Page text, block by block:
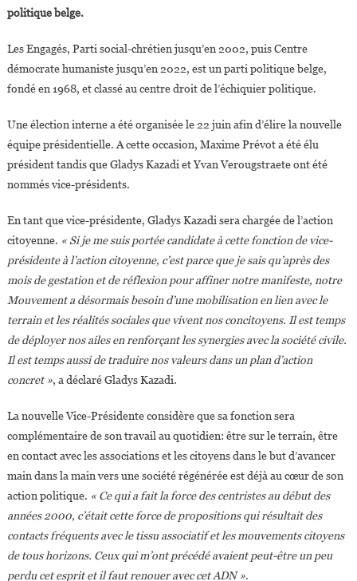
Du
Mouvement
Politique
Engagés »
politique belge.
Les Engagés, Parti social-chrétien jusqu’en 2002, puis Centre
démocrate humaniste jusqu’en 2022, est un parti politique belge,
fondé en 1968, et classé au centre droit de l’échiquier politique.
Une élection interne a été organisée le 22 juin afin d’élire la nouvelle
équipe présidentielle. A cette occasion, Maxime Prévot a été élu
président tandis que Gladys Kazadi et Yvan Verougstraete ont été
nommés vice-présidents.
En tant que vice-présidente, Gladys Kazadi sera chargée de l’action
citoyenne. « Si je me suis portée candidate à cette fonction de vice-
présidente à l’action citoyenne, c’est parce que je sais qu’après des
mois de gestation et de réflexion pour affiner notre manifeste, notre
Mouvement a désormais besoin d’une mobilisation en lien avec le
terrain et les réalités sociales que vivent nos concitoyens. Il est temps
de déployer nos ailes en renforçant les synergies avec la société civile.
Il est temps aussi de traduire nos valeurs dans un plan d’action
concret », a déclaré Gladys Kazadi.
La nouvelle Vice-Présidente considère que sa fonction sera
complémentaire de son travail au quotidien: être sur le terrain, être
en contact avec les associations et les citoyens dans le but d’avancer
main dans la main vers une société régénérée est déjà au cœur de son
action politique. « Ce qui a fait la force des centristes au début des
années 2000, c’était cette force de propositions qui résultait des
contacts fréquents avec le tissu associatif et les mouvements citoyens
de tous horizons. Ceux qui m’ont précédé avaient peut-être un peu
perdu cet esprit et il faut renouer avec cet ADN ».